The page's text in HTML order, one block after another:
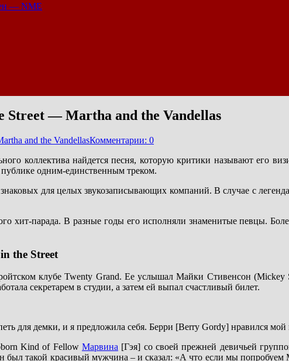
— NME
Street — Martha and the Vandellas
and the VandellasКомментарии: 0
коллектива найдется песня, которую критики называют его
одним-единственным треком.
для целых звукозаписывающих компаний. В случае с
хит-парада. В разные годы его исполняли знаменитые певцы.
the Street
клубе Twenty Grand. Ее услышал Майки Стивенсон
секретарем в студии, а затем ей выпал счастливый билет.
для демки, и я предложила себя. Берри [Berry Gordy] нравился
Kind of Fellow Марвина [Гэя] со своей прежней девичьей
был такой красивый мужчина – и сказал: «А что если мы попробуем